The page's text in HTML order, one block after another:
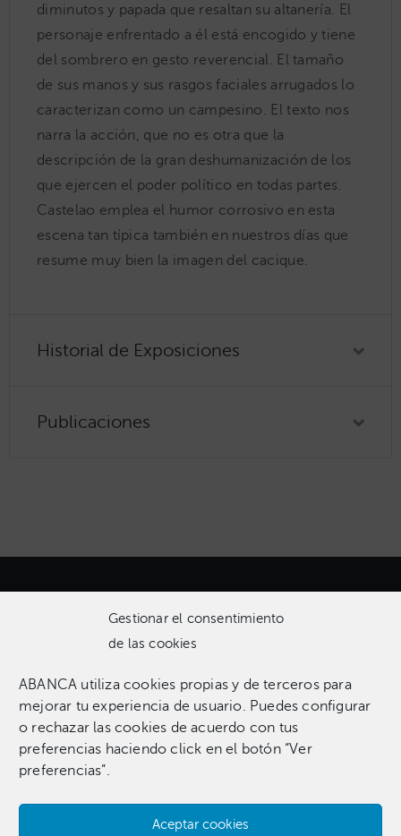
Gestionar el consentimiento
de las cookies
ABANCA utiliza cookies propias y de terceros para
mejorar tu experiencia de usuario. Puedes configurar
o rechazar las cookies de acuerdo con tus
preferencias haciendo click en el botón “Ver
preferencias”.
Aceptar cookies
diminutos y papada que resaltan su altanería. El
personaje enfrentado a él está encogido y tiene
del sombrero en gesto reverencial. El tamaño
de sus manos y sus rasgos faciales arrugados lo
caracterizan como un campesino. El texto nos
narra la acción, que no es otra que la
descripción de la gran deshumanización de los
que ejercen el poder político en todas partes.
Castelao emplea el humor corrosivo en esta
escena tan típica también en nuestros días que
resume muy bien la imagen del cacique.
Historial de Exposiciones
Publicaciones
Una colección que incluye 1.369 obras entre pinturas,
esculturas, fotografías, grabados, dibujos e instalaciones
pertenecientes a 255 artistas.​